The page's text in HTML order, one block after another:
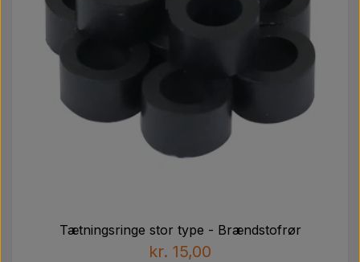
Tætningsringe stor type - Brændstofrør
kr. 15,00